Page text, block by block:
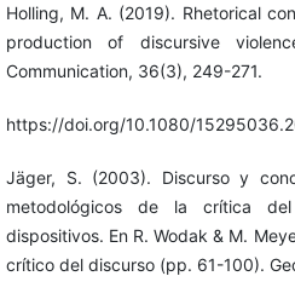
Holling, M. A. (2019). Rhetorical
production of discursive
Communication, 36(3), 249-271.
https://doi.org/10.1080/
Jäger, S. (2003). Discurso y
metodológicos de la crítica
dispositivos. En R. Wodak & M.
crítico del discurso (pp. 61-100).